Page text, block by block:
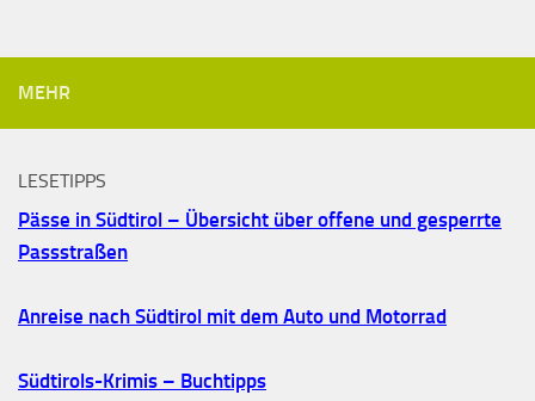
MEHR
LESETIPPS
Pässe in Südtirol – Übersicht über offene und gesperrte
Passstraßen
Anreise nach Südtirol mit dem Auto und Motorrad
Südtirols-Krimis – Buchtipps